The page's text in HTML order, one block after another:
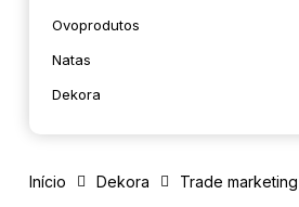
Ovoprodutos
Natas
Dekora
Início Dekora Trade marketing